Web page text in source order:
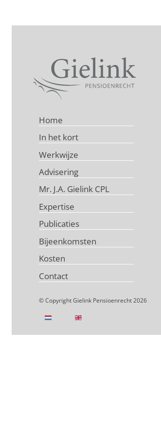
Home
In het kort
Werkwijze
Advisering
Mr. J.A. Gielink CPL
Expertise
Publicaties
Bijeenkomsten
Kosten
Contact
© Copyright Gielink Pensioenrecht 2026